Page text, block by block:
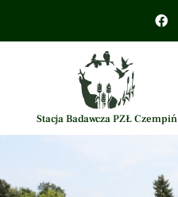
Stacja Badawcza PZŁ Czempiń